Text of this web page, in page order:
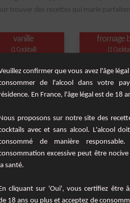
trouver des recettes qui marie
vanille
(1 Cocktail)
fromage
(1
vodka
(1 Cocktail) (1
confirmer que vous avez l'âge
de l'alcool dans votre
En France, l'âge légal est de 18
proposons sur notre site des
avec et sans alcool. L'alcool
de manière responsable.
excessive peut être
la santé.
cliquant sur 'Oui', vous certifiez être
18 ans ou plus et acceptez de